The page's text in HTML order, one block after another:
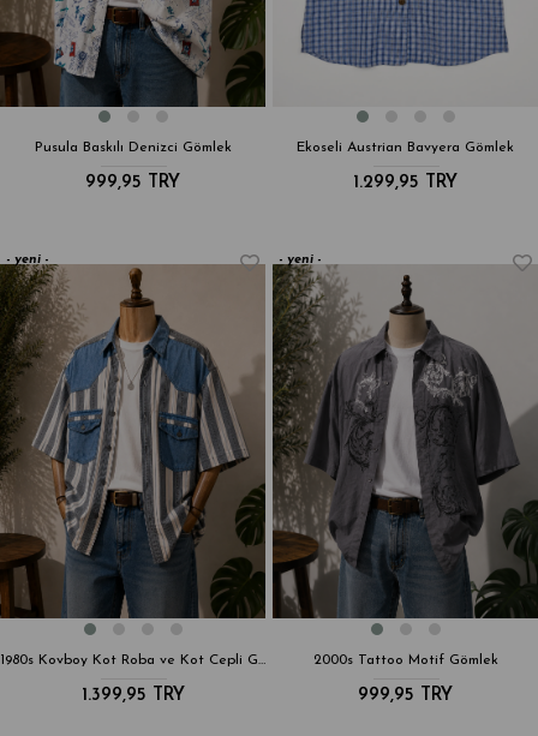
Pusula Baskılı Denizci Gömlek
999,95 TRY
Ekoseli Austrian Bavyera Gömlek
1.299,95 TRY
1980s Kovboy Kot Roba ve Kot Cepli Gömlek
1.399,95 TRY
yeni
ürün
2000s Tattoo Motif Gömlek
999,95 TRY
yeni
ürün